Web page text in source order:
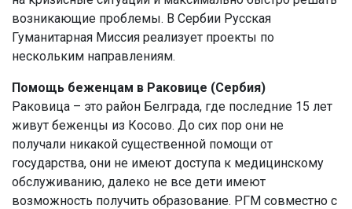
возникающие проблемы. В Сербии Русская
Гуманитарная Миссия реализует проекты по
нескольким направлениям.
Помощь беженцам в Раковице (Сербия)
Раковица – это район Белграда, где последние 15 лет
живут беженцы из Косово. До сих пор они не
получали никакой существенной помощи от
государства, они не имеют доступа к медицинскому
обслуживанию, далеко не все дети имеют
возможность получить образование. РГМ совместно с